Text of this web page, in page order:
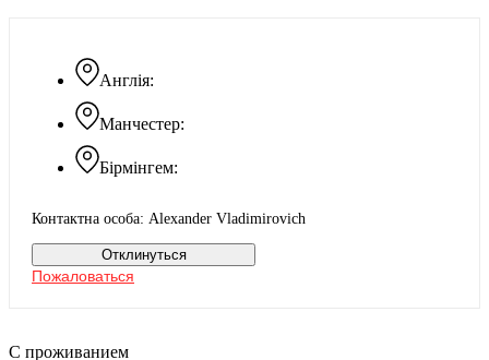
Англія:
Манчестер:
Бірмінгем:
Контактна особа: Alexander Vladimirovich
Отклинуться
Пожаловаться
С проживанием